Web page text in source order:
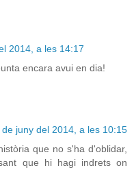
2014, a les 14:17
encara avui en dia!
de juny del 2014, a les 10:15
que no s'ha d'oblidar,
que hi hagi indrets on